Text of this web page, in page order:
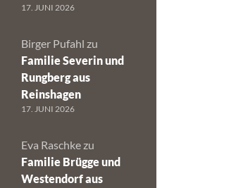
17. JUNI 2026
Birger Pufahl zu
Familie Severin und
Rungberg aus
Reinshagen
17. JUNI 2026
Eva Raschke zu
Familie Brügge und
Westendorf aus